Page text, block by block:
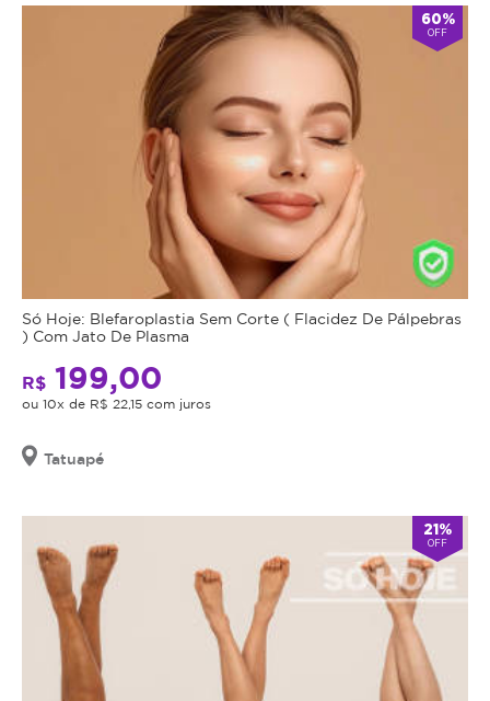
60%
OFF
Só Hoje: Blefaroplastia Sem Corte ( Flacidez De Pálpebras
) Com Jato De Plasma
R$ 199,00
ou 10x de R$ 22,15 com juros
Tatuapé
21%
OFF